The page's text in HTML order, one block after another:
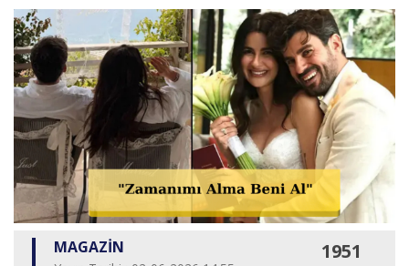
MAGAZİN 1951